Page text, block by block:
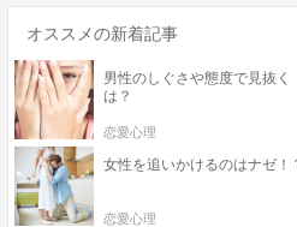
オススメの新着記事
男性のしぐさや態度で見抜く
は？
恋愛心理
女性を追いかけるのはナゼ！
恋愛心理